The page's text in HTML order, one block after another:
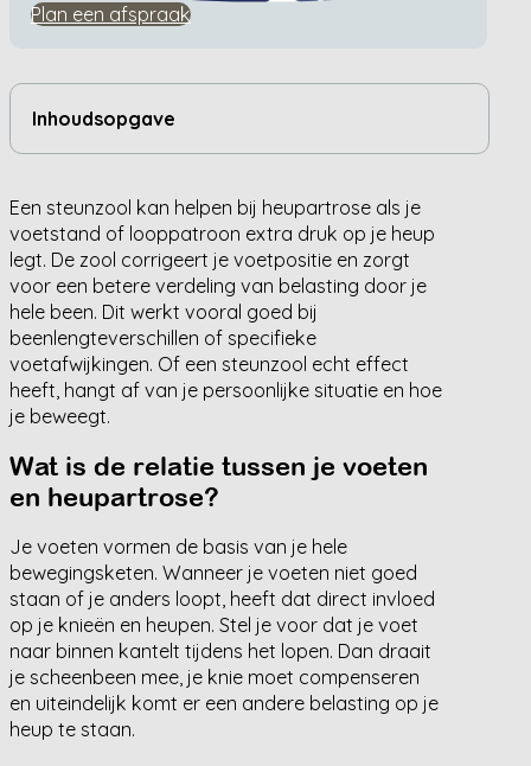
Plan een afspraak
Inhoudsopgave
Een steunzool kan helpen bij heupartrose als je
voetstand of looppatroon extra druk op je heup
legt. De zool corrigeert je voetpositie en zorgt
voor een betere verdeling van belasting door je
hele been. Dit werkt vooral goed bij
beenlengteverschillen of specifieke
voetafwijkingen. Of een steunzool echt effect
heeft, hangt af van je persoonlijke situatie en hoe
je beweegt.
Wat is de relatie tussen je voeten
en heupartrose?
Je voeten vormen de basis van je hele
bewegingsketen. Wanneer je voeten niet goed
staan of je anders loopt, heeft dat direct invloed
op je knieën en heupen. Stel je voor dat je voet
naar binnen kantelt tijdens het lopen. Dan draait
je scheenbeen mee, je knie moet compenseren
en uiteindelijk komt er een andere belasting op je
heup te staan.